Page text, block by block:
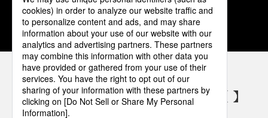
1 2 3 4 5
パナソニックの電気設備 SNSアカウント